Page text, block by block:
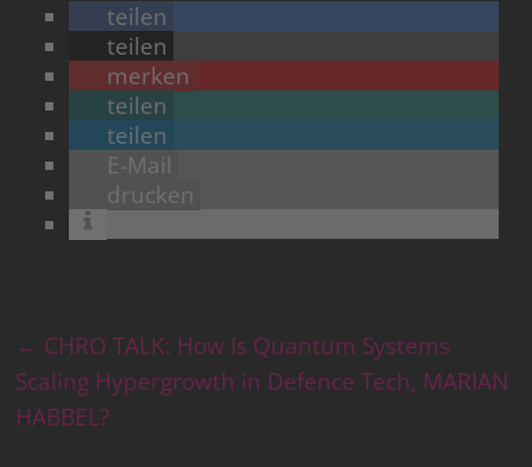
teilen
teilen
merken
teilen
teilen
E-Mail
drucken
← CHRO TALK: How Is Quantum Systems
Scaling Hypergrowth in Defence Tech, MARIAN
HABBEL?